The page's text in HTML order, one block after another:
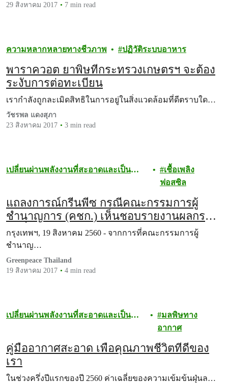
29 สิงหาคม 2017 7 min read
ความหลากหลายทางชีวภาพ ปฏิวัติระบบอาหาร
พาราควอต ยาพิษที่กระทรวงเกษตรฯ จะต้อง
ระงับการต่อทะเบียน
เรากำลังถูกละเมิดสิทธิในการอยู่ในสิ่งแวดล้อมที่ดีตราบใด…
วัชรพล แดงสุภา
23 สิงหาคม 2017
3 min read
เปลี่ยนผ่านพลังงานที่สะอาดและเป็น
เชื้อเพลิง
ฟอสซิล
แถลงการณ์กรีนพีซ กรณีคณะกรรมการผู้
ชำนาญการ (คชก.) เห็นชอบรายงานผลกระ
ทบสิ่งแวดล้อมและสุขภาพ (EHIA) โครงการ
โรงไฟฟ้าถ่านหินเทพา จังหวัดสงขลา
กรุงเทพฯ, 19 สิงหาคม 2560 - จากการที่คณะกรรมการผู้
ชำนาญ…
Greenpeace Thailand
19 สิงหาคม 2017
4 min read
เปลี่ยนผ่านพลังงานที่สะอาดและเป็น
มลพิษทาง
อากาศ
คู่มืออากาศสะอาด เพื่อคุณภาพชีวิตที่ดีของ
เรา
ในช่วงครึ่งปีแรกของปี 2560 ค่าเฉลี่ยของความเข้มข้นฝุ่นล…